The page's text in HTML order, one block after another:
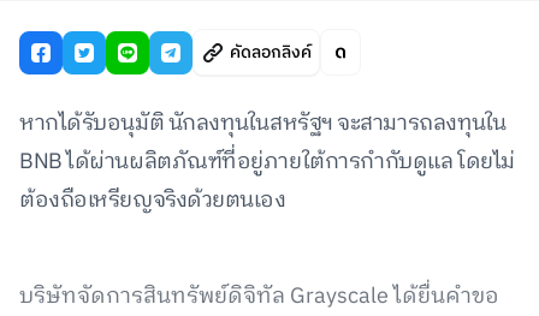
คัดลอกลิงค์
หากได้รับอนุมัติ นักลงทุนในสหรัฐฯ จะสามารถลงทุนใน
BNB ได้ผ่านผลิตภัณฑ์ที่อยู่ภายใต้การกำกับดูแล โดยไม่
ต้องถือเหรียญจริงด้วยตนเอง
บริษัทจัดการสินทรัพย์ดิจิทัล Grayscale ได้ยื่นคำขอ